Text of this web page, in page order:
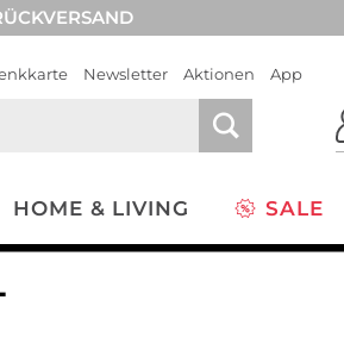
Newsletter Aktionen App
HOME & LIVING SALE